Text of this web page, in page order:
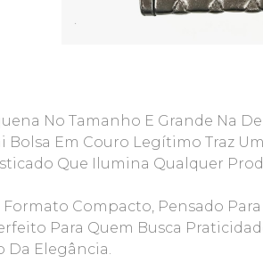
No Tamanho E Grande Na
Bolsa Em Couro Legítimo Traz
Que Ilumina Qualquer
Formato Compacto, Pensado Para
Para Quem Busca
Da Elegância.